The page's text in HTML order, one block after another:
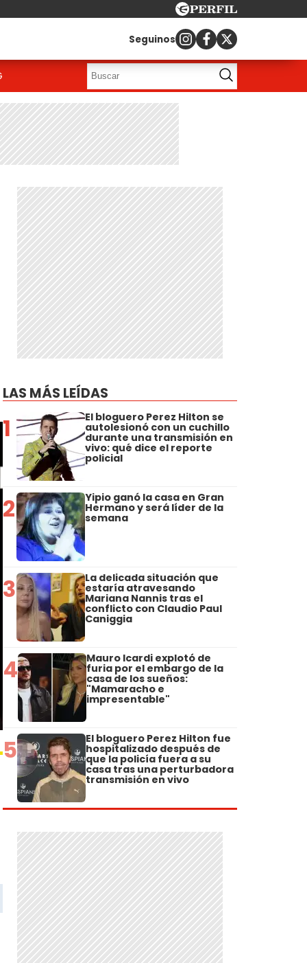
Seguinos
LAS MÁS LEÍDAS
1 El bloguero Perez Hilton se
autolesionó con un cuchillo
durante una transmisión en
vivo: qué dice el reporte
policial
2 Yipio ganó la casa en Gran
Hermano y será líder de la
semana
3 La delicada situación que
estaría atravesando
Mariana Nannis tras el
conflicto con Claudio Paul
Caniggia
4 Mauro Icardi explotó de
furia por el embargo de la
casa de los sueños:
"Mamaracho e
impresentable"
5 El bloguero Perez Hilton fue
hospitalizado después de
que la policía fuera a su
casa tras una perturbadora
transmisión en vivo